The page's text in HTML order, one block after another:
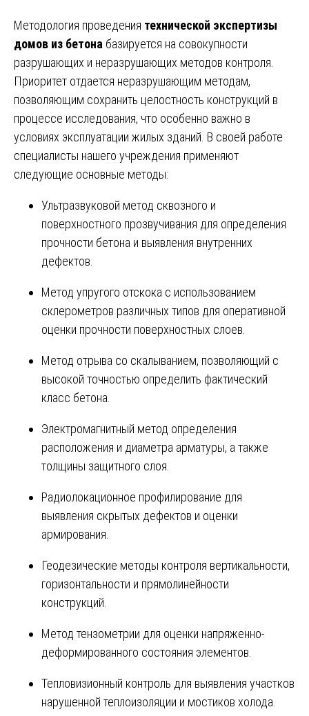
Методология проведения технической экспертизы
домов из бетона базируется на совокупности
разрушающих и неразрушающих методов контроля.
Приоритет отдается неразрушающим методам,
позволяющим сохранить целостность конструкций в
процессе исследования, что особенно важно в
условиях эксплуатации жилых зданий. В своей работе
специалисты нашего учреждения применяют
следующие основные методы:
Ультразвуковой метод сквозного и
поверхностного прозвучивания для определения
прочности бетона и выявления внутренних
дефектов.
Метод упругого отскока с использованием
склерометров различных типов для оперативной
оценки прочности поверхностных слоев.
Метод отрыва со скалыванием, позволяющий с
высокой точностью определить фактический
класс бетона.
Электромагнитный метод определения
расположения и диаметра арматуры, а также
толщины защитного слоя.
Радиолокационное профилирование для
выявления скрытых дефектов и оценки
армирования.
Геодезические методы контроля вертикальности,
горизонтальности и прямолинейности
конструкций.
Метод тензометрии для оценки напряженно-
деформированного состояния элементов.
Тепловизионный контроль для выявления участков
нарушенной теплоизоляции и мостиков холода.